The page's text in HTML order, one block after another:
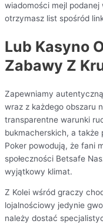
wiadomości mejl
otrzymasz list spośród
Lub Kasyno
Zabawy Z
Zapewniamy
wraz z każdego obszaru
transparentne warunki
bukmacherskich, a także
Poker powodują, że fani
społeczności Betsafe
wyjątkowy klimat.
Z Kolei wśród graczy
lojalnościowy jedynie
należy dostać